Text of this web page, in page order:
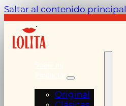
Saltar al contenido principal
Original